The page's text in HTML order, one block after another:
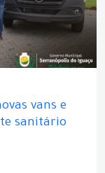
vans e
sanitário